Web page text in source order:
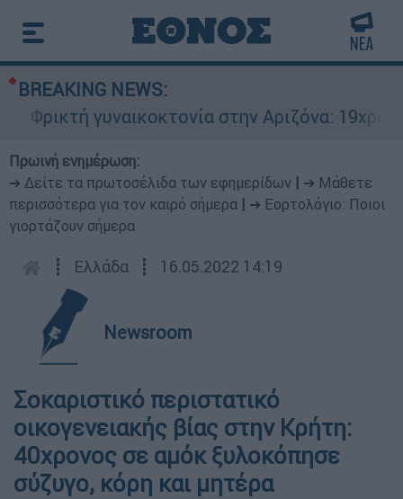
BREAKING NEWS:
Φρικτή γυναικοκτονία στην Αριζόνα:
Πρωινή ενημέρωση:
➔ Δείτε τα πρωτοσέλιδα των εφημερίδων
➔ Μάθετε
περισσότερα για τον καιρό σήμερα
➔ Εορτολόγιο: Ποιοι
γιορτάζουν σήμερα
┋ Ελλάδα ┋ 16.05.2022 14:19
Newsroom
Σοκαριστικό περιστατικό
οικογενειακής βίας στην Κρήτη:
40χρονος σε αμόκ ξυλοκόπησε
σύζυγο, κόρη και μητέρα